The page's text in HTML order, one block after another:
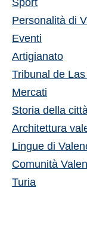
Personalità di
Eventi
Artigianato
Tribunal de
Mercati
Storia della
Architettura
Lingue di
Comunità
Turia